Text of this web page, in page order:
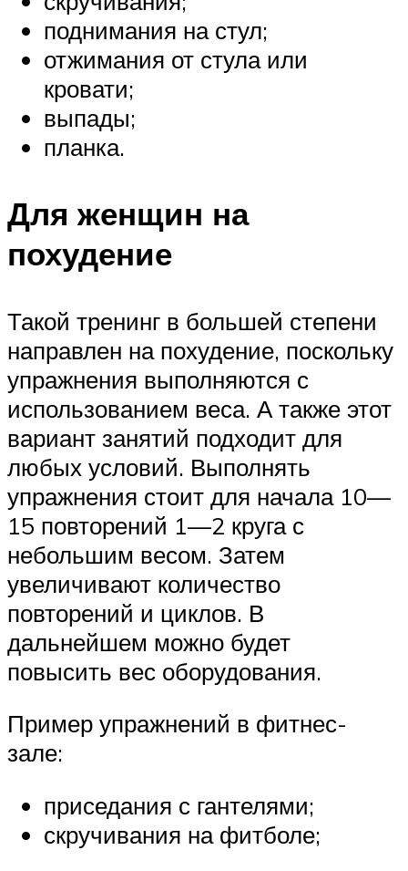
поднимания на стул;
отжимания от стула или
кровати;
выпады;
планка.
Для женщин на
похудение
Такой тренинг в большей степени
направлен на похудение, поскольку
упражнения выполняются с
использованием веса. А также этот
вариант занятий подходит для
любых условий. Выполнять
упражнения стоит для начала 10—
15 повторений 1—2 круга с
небольшим весом. Затем
увеличивают количество
повторений и циклов. В
дальнейшем можно будет
повысить вес оборудования.
Пример упражнений в фитнес-
зале:
приседания с гантелями;
скручивания на фитболе;